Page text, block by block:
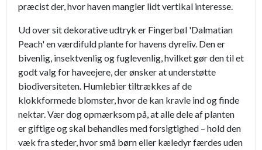
præcist der, hvor haven mangler lidt vertikal interesse.
Ud over sit dekorative udtryk er Fingerbøl 'Dalmatian
Peach' en værdifuld plante for havens dyreliv. Den er
bivenlig, insektvenlig og fuglevenlig, hvilket gør den til et
godt valg for haveejere, der ønsker at understøtte
biodiversiteten. Humlebier tiltrækkes af de
klokkformede blomster, hvor de kan kravle ind og finde
nektar. Vær dog opmærksom på, at alle dele af planten
er giftige og skal behandles med forsigtighed – hold den
væk fra steder, hvor små børn eller kæledyr færdes uden